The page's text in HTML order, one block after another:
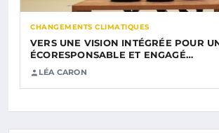
CHANGEMENTS CLIMATIQUES
VERS UNE VISION INTÉGRÉE POUR
ÉCORESPONSABLE ET ENGAGÉ…
LÉA CARON